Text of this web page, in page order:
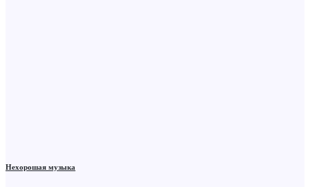
Нехорошая музыка